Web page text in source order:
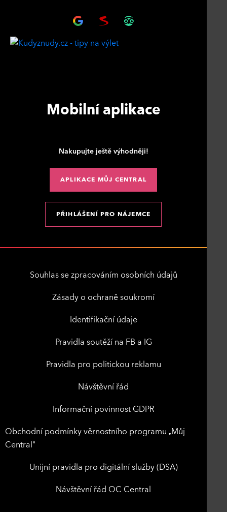
Mobilní aplikace
Nakupujte ještě výhodněji!
APLIKACE MŮJ CENTRAL
PŘIHLÁŠENÍ PRO NÁJEMCE
Souhlas se zpracováním osobních údajů
Zásady o ochraně soukromí
Identifikační údaje
Pravidla soutěží na FB a IG
Pravidla pro politickou reklamu
Návštěvní řád
Informační povinnost GDPR
Obchodní podmínky věrnostního programu „Můj
Central"
Unijní pravidla pro digitální služby (DSA)
Návštěvní řád OC Central